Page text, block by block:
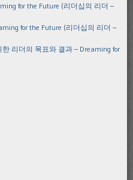
for the Future (리더십의 리더 –
for the Future (리더십의 리더 –
리더의 목표와 결과 – Dreaming for